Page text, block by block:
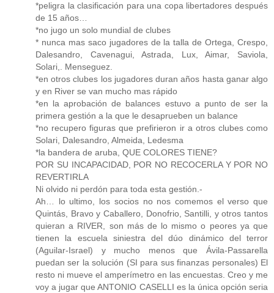
*peligra la clasificación para una copa libertadores después
de 15 años…
*no jugo un solo mundial de clubes
* nunca mas saco jugadores de la talla de Ortega, Crespo,
Dalesandro, Cavenagui, Astrada, Lux, Aimar, Saviola,
Solari,. Menseguez.
*en otros clubes los jugadores duran años hasta ganar algo
y en River se van mucho mas rápido
*en la aprobación de balances estuvo a punto de ser la
primera gestión a la que le desaprueben un balance
*no recupero figuras que prefirieron ir a otros clubes como
Solari, Dalesandro, Almeida, Ledesma
*la bandera de aruba, QUE COLORES TIENE?
POR SU INCAPACIDAD, POR NO RECOCERLA Y POR NO
REVERTIRLA
Ni olvido ni perdón para toda esta gestión.-
Ah… lo ultimo, los socios no nos comemos el verso que
Quintás, Bravo y Caballero, Donofrio, Santilli, y otros tantos
quieran a RIVER, son más de lo mismo o peores ya que
tienen la escuela siniestra del dúo dinámico del terror
(Aguilar-Israel) y mucho menos que Ávila-Passarella
puedan ser la solución (SI para sus finanzas personales) El
resto ni mueve el amperímetro en las encuestas. Creo y me
voy a jugar que ANTONIO CASELLI es la única opción seria